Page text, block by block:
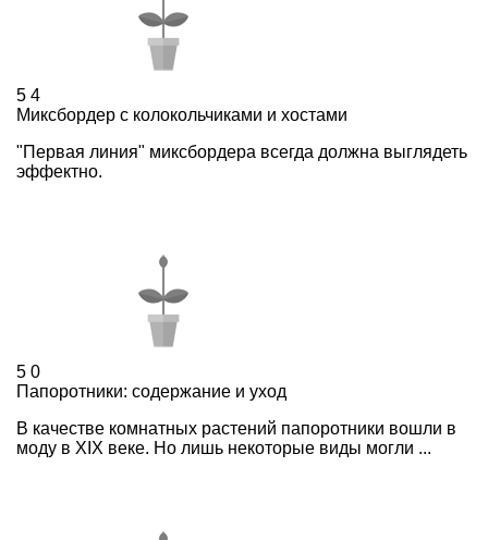
5 4
Миксбордер с колокольчиками и хостами
"Первая линия" миксбордера всегда должна выглядеть
эффектно.
5 0
Папоротники: содержание и уход
В качестве комнатных растений папоротники вошли в
моду в XIX веке. Но лишь некоторые виды могли ...